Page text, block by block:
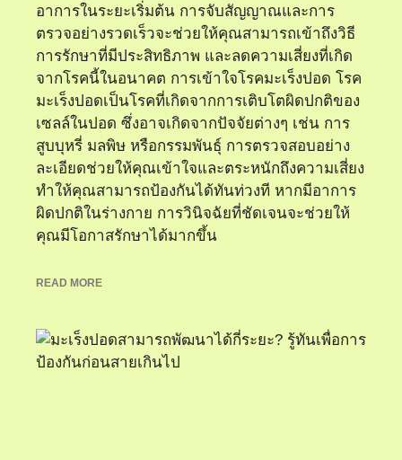
อาการในระยะเริ่มต้น การจับสัญญาณและการ
ตรวจอย่างรวดเร็วจะช่วยให้คุณสามารถเข้าถึงวิธี
การรักษาที่มีประสิทธิภาพ และลดความเสี่ยงที่เกิด
จากโรคนี้ในอนาคต การเข้าใจโรคมะเร็งปอด โรค
มะเร็งปอดเป็นโรคที่เกิดจากการเติบโตผิดปกติของ
เซลล์ในปอด ซึ่งอาจเกิดจากปัจจัยต่างๆ เช่น การ
สูบบุหรี่ มลพิษ หรือกรรมพันธุ์ การตรวจสอบอย่าง
ละเอียดช่วยให้คุณเข้าใจและตระหนักถึงความเสี่ยง
ทำให้คุณสามารถป้องกันได้ทันท่วงที หากมีอาการ
ผิดปกติในร่างกาย การวินิจฉัยที่ชัดเจนจะช่วยให้
คุณมีโอกาสรักษาได้มากขึ้น
READ MORE